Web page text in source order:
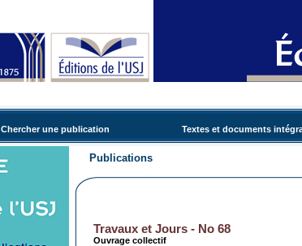
Chercher une publication Textes et documents
Publications
Travaux et Jours - No 68
Ouvrage collectif